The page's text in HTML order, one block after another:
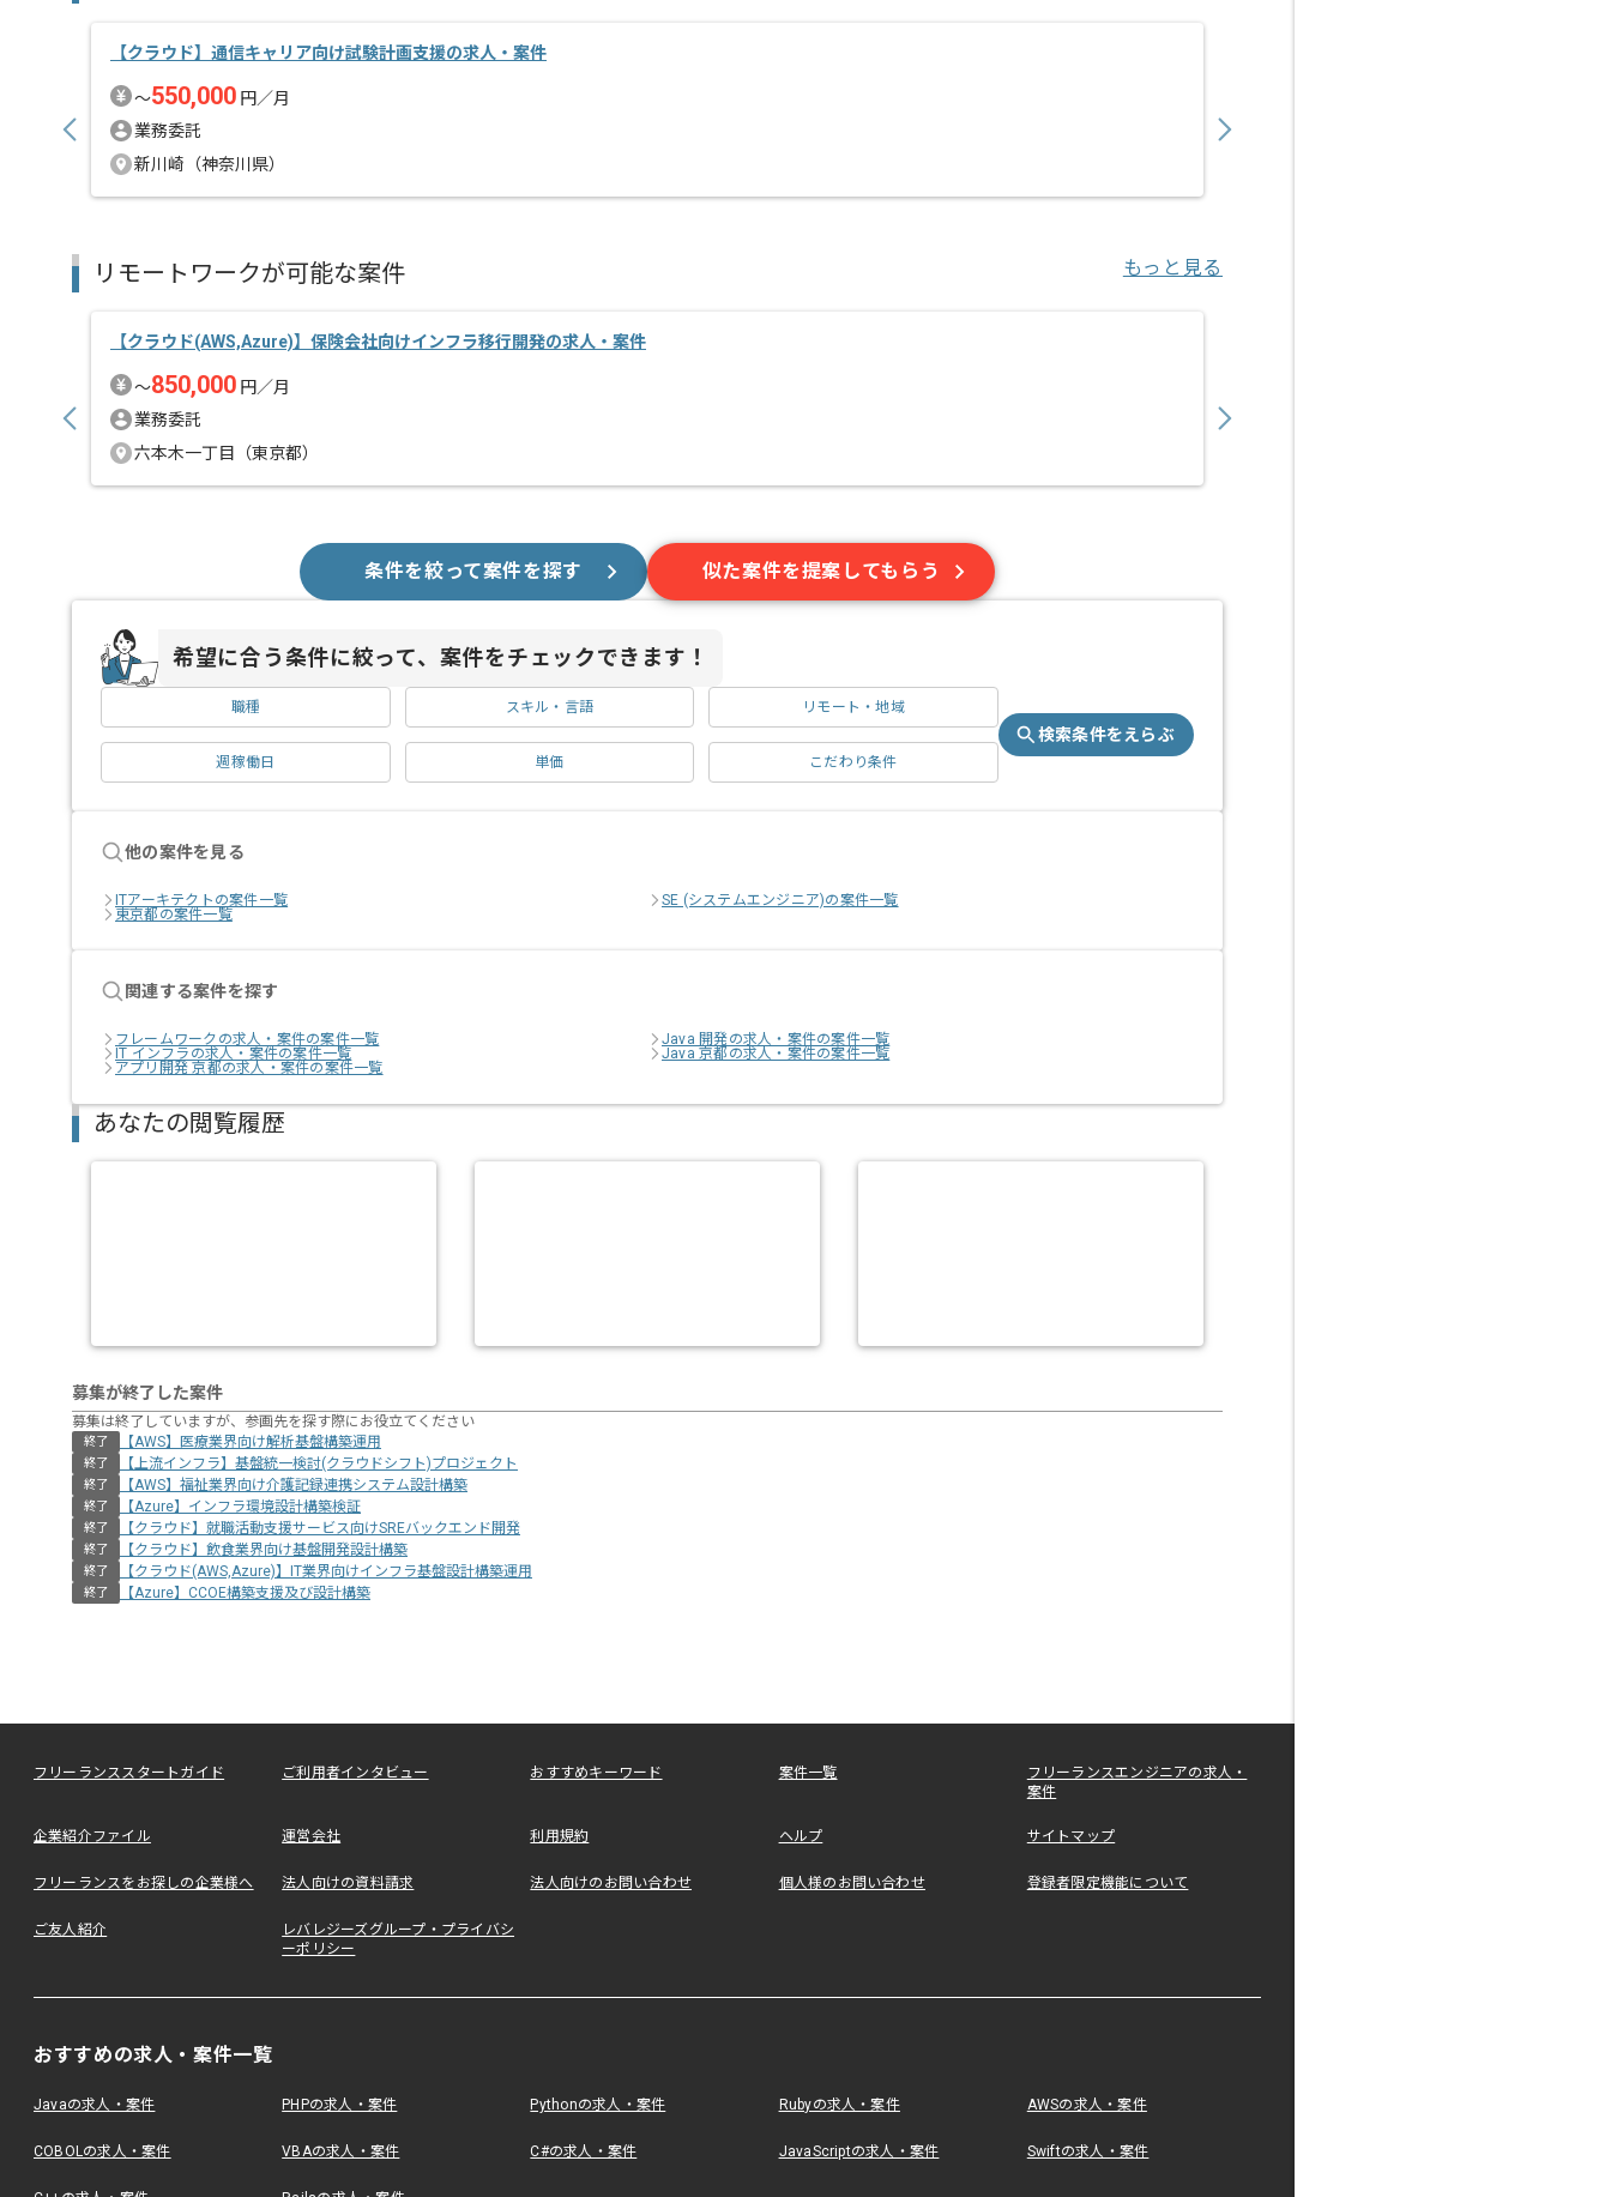
【クラウド】通信キャリア向け試験計画支援の求人・案件
〜550,000 円／月
業務委託
新川崎（神奈川県）
リモートワークが可能な案件 もっと見る
【クラウド(AWS,Azure)】保険会社向けインフラ移行開発の求人・案件
〜850,000 円／月
業務委託
六本木一丁目（東京都）
条件を絞って案件を探す 似た案件を提案してもらう
希望に合う条件に絞って、案件をチェックできます！
職種 スキル・言語 リモート・地域
週稼働日 単価 こだわり条件
検索条件をえらぶ
他の案件を見る
ITアーキテクトの案件一覧
SE (システムエンジニア)の案件一覧
東京都の案件一覧
関連する案件を探す
フレームワークの求人・案件の案件一覧
Java 開発の求人・案件の案件一覧
IT インフラの求人・案件の案件一覧
Java 京都の求人・案件の案件一覧
アプリ開発 京都の求人・案件の案件一覧
あなたの閲覧履歴
募集が終了した案件
募集は終了していますが、参画先を探す際にお役立てください
終了 【AWS】医療業界向け解析基盤構築運用
終了 【上流インフラ】基盤統一検討(クラウドシフト)プロジェクト
終了 【AWS】福祉業界向け介護記録連携システム設計構築
終了 【Azure】インフラ環境設計構築検証
終了 【クラウド】就職活動支援サービス向けSREバックエンド開発
終了 【クラウド】飲食業界向け基盤開発設計構築
終了 【クラウド(AWS,Azure)】IT業界向けインフラ基盤設計構築運用
終了 【Azure】CCOE構築支援及び設計構築
フリーランススタートガイド ご利用者インタビュー おすすめキーワード 案件一覧
フリーランスエンジニアの求人・
案件
企業紹介ファイル 運営会社 利用規約 ヘルプ サイトマップ
フリーランスをお探しの企業様へ 法人向けの資料請求 法人向けのお問い合わせ 個人様のお問い合わせ 登録者限定機能について
ご友人紹介
レバレジーズグループ・プライバシ
ーポリシー
おすすめの求人・案件一覧
Javaの求人・案件 PHPの求人・案件 Pythonの求人・案件 Rubyの求人・案件 AWSの求人・案件
COBOLの求人・案件 VBAの求人・案件 C#の求人・案件 JavaScriptの求人・案件 Swiftの求人・案件